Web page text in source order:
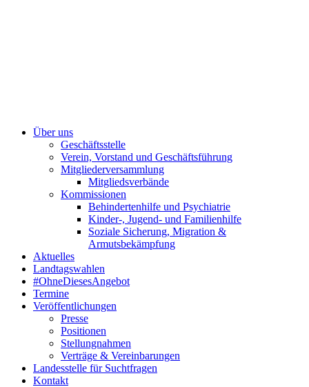
Über uns
Geschäftsstelle
Verein, Vorstand und Geschäftsführung
Mitgliederversammlung
Mitgliedsverbände
Kommissionen
Behindertenhilfe und Psychiatrie
Kinder-, Jugend- und Familienhilfe
Soziale Sicherung, Migration &
Armutsbekämpfung
Aktuelles
Landtagswahlen
#OhneDiesesAngebot
Termine
Veröffentlichungen
Presse
Positionen
Stellungnahmen
Verträge & Vereinbarungen
Landesstelle für Suchtfragen
Kontakt